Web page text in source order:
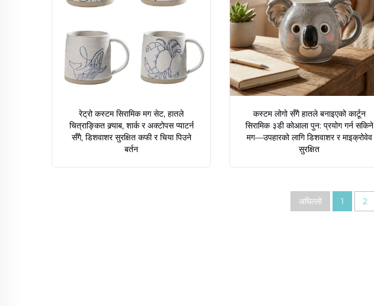
रेट्रो कस्टम सिरामिक मग सेट, हातले
चित्राङ्कित क्र्याब, शार्क र अक्टोपस प्याटर्न
सँगै, डिशवाशर सुरक्षित कफी र चिया पिउने
बर्तन
कस्टम लोगो सँगै हातले बनाइएको कार्टून
सिरामिक ३डी कोआला पुन: प्रयोग गर्न सकिने
मग—उपहारको लागि डिशवाशर र माइक्रोवेव
सुरक्षित
अघिल्लो 1 2